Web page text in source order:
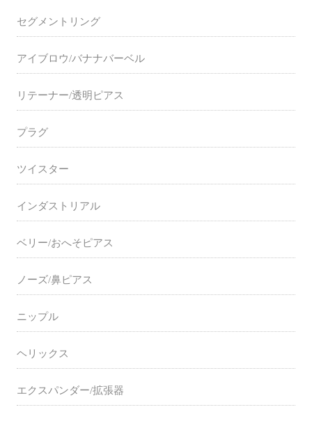
セグメントリング
アイブロウ/バナナバーベル
リテーナー/透明ピアス
プラグ
ツイスター
インダストリアル
ベリー/おへそピアス
ノーズ/鼻ピアス
ニップル
ヘリックス
エクスパンダー/拡張器